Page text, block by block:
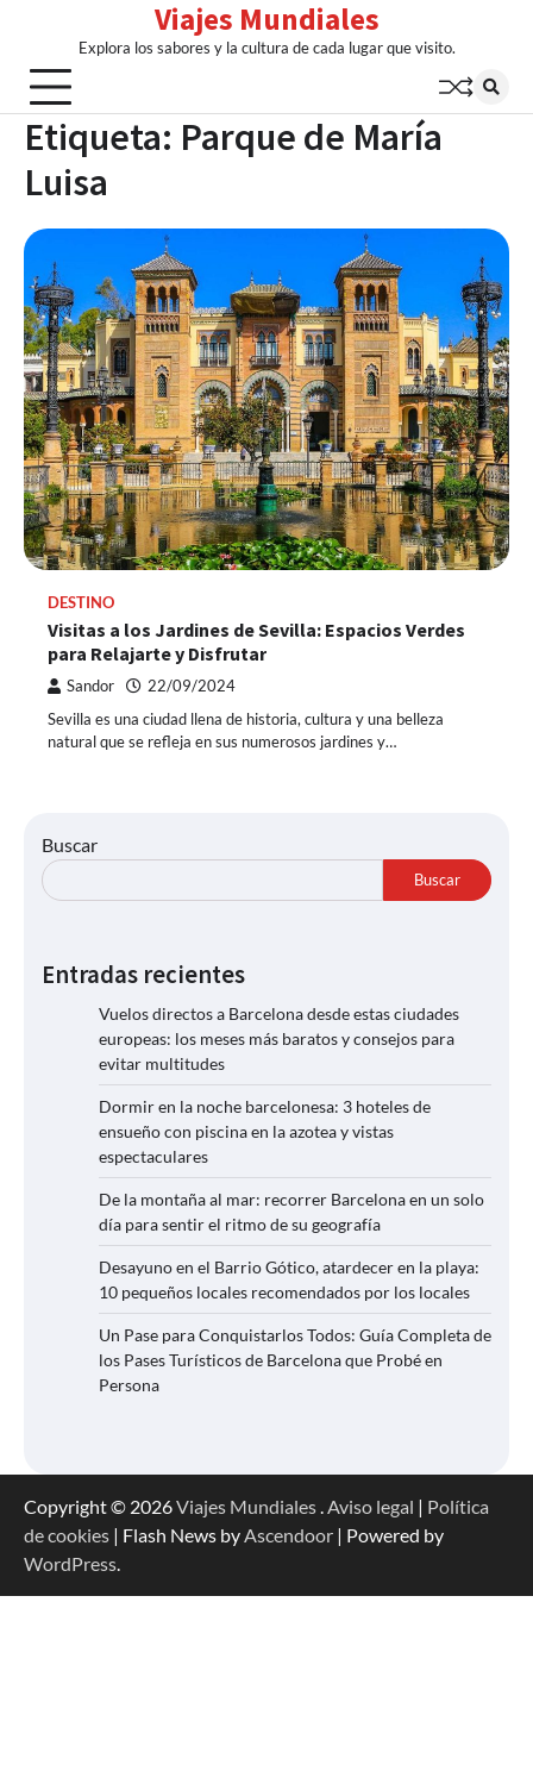
content
Viajes Mundiales
Explora los sabores y la cultura de cada lugar que visito.
Etiqueta: Parque de María
Luisa
DESTINO
Visitas a los Jardines de Sevilla: Espacios Verdes
para Relajarte y Disfrutar
Sandor 22/09/2024
Sevilla es una ciudad llena de historia, cultura y una belleza
natural que se refleja en sus numerosos jardines y…
Buscar
Buscar
Entradas recientes
Vuelos directos a Barcelona desde estas ciudades
europeas: los meses más baratos y consejos para
evitar multitudes
Dormir en la noche barcelonesa: 3 hoteles de
ensueño con piscina en la azotea y vistas
espectaculares
De la montaña al mar: recorrer Barcelona en un solo
día para sentir el ritmo de su geografía
Desayuno en el Barrio Gótico, atardecer en la playa:
10 pequeños locales recomendados por los locales
Un Pase para Conquistarlos Todos: Guía Completa de
los Pases Turísticos de Barcelona que Probé en
Persona
Copyright © 2026Viajes Mundiales.Aviso legal | Política
de cookies | Flash News byAscendoor | Powered by
WordPress.